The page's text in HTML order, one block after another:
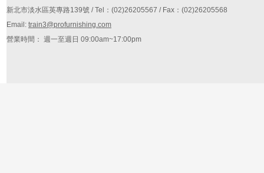
新北市淡水區英專路139號 / Tel：(02)26205567 / Fax：(02)26205568
Email: train3@profurnishing.com
營業時間： 週一至週日 09:00am~17:00pm